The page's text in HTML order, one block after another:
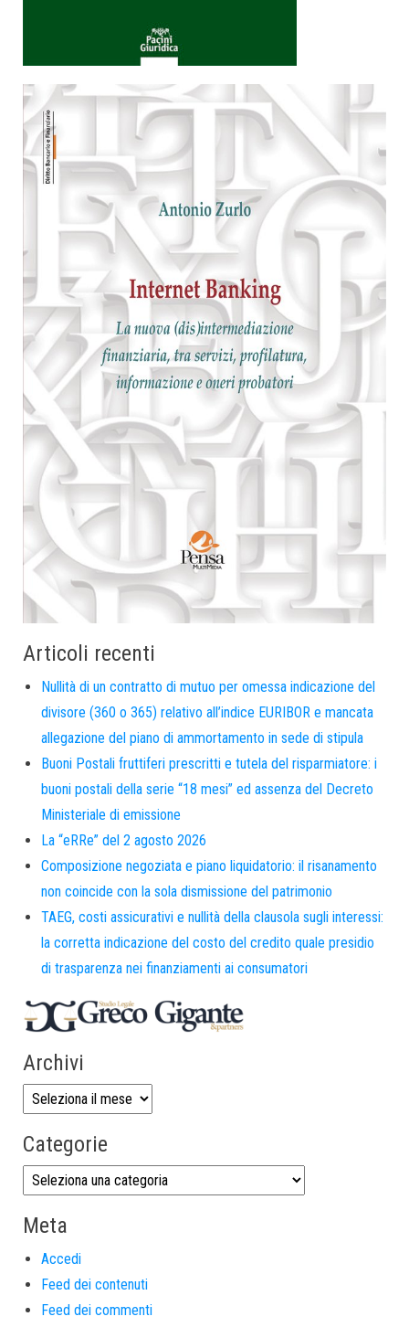
Articoli recenti
Nullità di un contratto di mutuo per omessa indicazione del
divisore (360 o 365) relativo all’indice EURIBOR e mancata
allegazione del piano di ammortamento in sede di stipula
Buoni Postali fruttiferi prescritti e tutela del risparmiatore: i
buoni postali della serie “18 mesi” ed assenza del Decreto
Ministeriale di emissione
La “eRRe” del 2 agosto 2026
Composizione negoziata e piano liquidatorio: il risanamento
non coincide con la sola dismissione del patrimonio
TAEG, costi assicurativi e nullità della clausola sugli interessi:
la corretta indicazione del costo del credito quale presidio
di trasparenza nei finanziamenti ai consumatori
Archivi
Categorie
Meta
Accedi
Feed dei contenuti
Feed dei commenti